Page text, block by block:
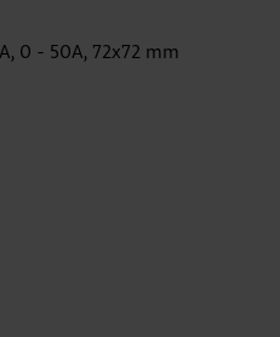
0 - 50A, 72x72 mm